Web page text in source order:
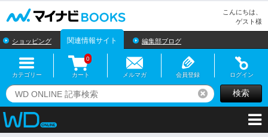
こんにちは、
ゲスト様
ショッピング 関連情報サイト 編集部ブログ
カテゴリー カート
0
メルマガ 会員登録 ログイン
リセット検索